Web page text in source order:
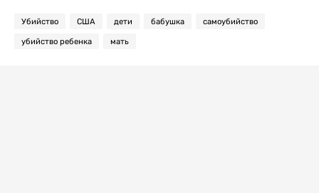
Убийство США дети бабушка самоубийство
убийство ребенка мать